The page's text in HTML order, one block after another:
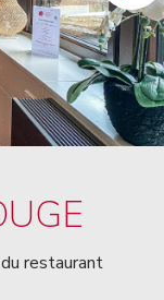
restaurant